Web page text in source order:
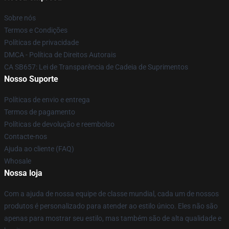
Sobre nós
Termos e Condições
Políticas de privacidade
DMCA - Política de Direitos Autorais
CA SB657: Lei de Transparência de Cadeia de Suprimentos
Nosso Suporte
Políticas de envio e entrega
Termos de pagamento
Políticas de devolução e reembolso
Contacte-nos
Ajuda ao cliente (FAQ)
Whosale
Nossa loja
Com a ajuda de nossa equipe de classe mundial, cada um de nossos
produtos é personalizado para atender ao estilo único. Eles não são
apenas para mostrar seu estilo, mas também são de alta qualidade e